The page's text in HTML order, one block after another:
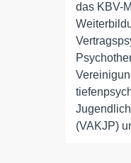
das KBV-
(VAKJP)